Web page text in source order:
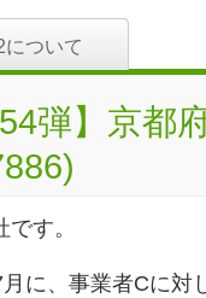
について
弾】京
す。
に、事業者Cに対